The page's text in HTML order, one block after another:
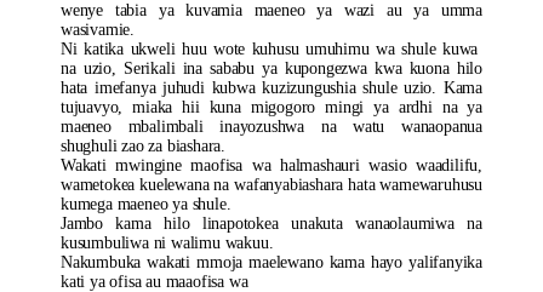
wenye tabia ya kuvamia maeneo ya wazi au ya umma
wasivamie.
Ni katika ukweli huu wote kuhusu umuhimu wa shule kuwa
na uzio, Serikali ina sababu ya kupongezwa kwa kuona hilo
hata imefanya juhudi kubwa kuzizungushia shule uzio. Kama
tujuavyo, miaka hii kuna migogoro mingi ya ardhi na ya
maeneo mbalimbali inayozushwa na watu wanaopanua
shughuli zao za biashara.
Wakati mwingine maofisa wa halmashauri wasio waadilifu,
wametokea kuelewana na wafanyabiashara hata wamewaruhusu
kumega maeneo ya shule.
Jambo kama hilo linapotokea unakuta wanaolaumiwa na
kusumbuliwa ni walimu wakuu.
Nakumbuka wakati mmoja maelewano kama hayo yalifanyika
kati ya ofisa au maaofisa wa